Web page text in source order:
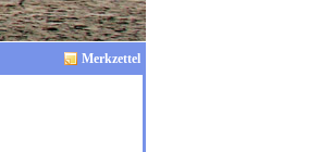
Merkzettel